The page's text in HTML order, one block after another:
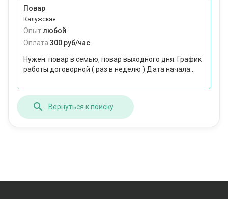
Повар
Калужская
Опыт:любой
Оплата:300 руб/час
Нужен: повар в семью, повар выходного дня. График
работы:договорной ( раз в неделю ) Дата начала...
Вернуться к поиску